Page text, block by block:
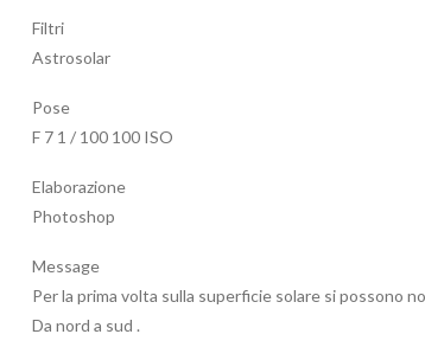
Filtri
Astrosolar
Pose
F 7 1 / 100 100 ISO
Elaborazione
Photoshop
Message
Per la prima volta sulla superficie solare si possono
Da nord a sud .